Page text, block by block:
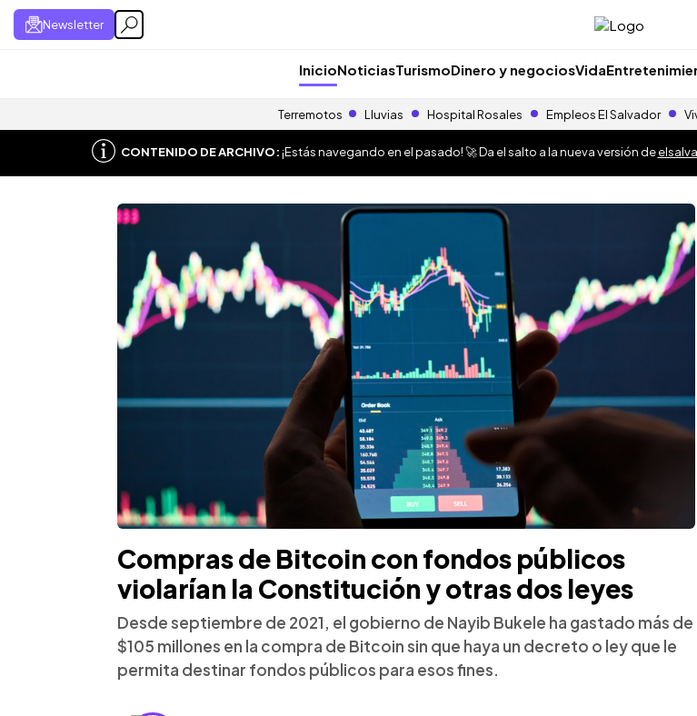
Newsletter
InicioNoticiasTurismoDinero y negociosVida
Terremotos Lluvias Hospital Rosales Empleos El Salvador
CONTENIDO DE ARCHIVO:¡Estás navegando en el pasado! 🚀 Da el salto a la nueva versión de
Compras de Bitcoin con fondos públicos
violarían la Constitución y otras dos leyes
Desde septiembre de 2021, el gobierno de Nayib Bukele ha gastado más de
$105 millones en la compra de Bitcoin sin que haya un decreto o ley que le
permita destinar fondos públicos para esos fines.